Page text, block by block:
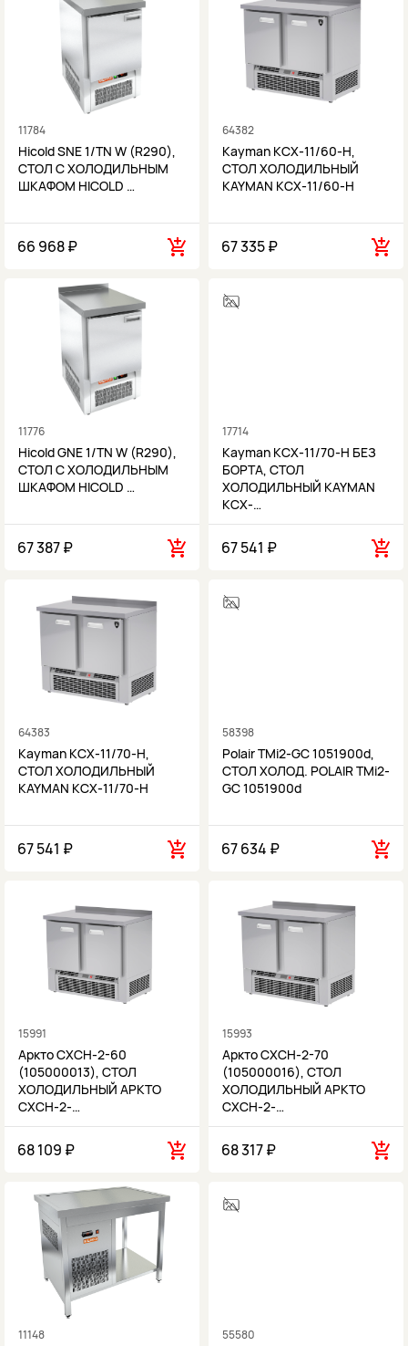
11784
Hicold SNE 1/TN W (R290),
СТОЛ С ХОЛОДИЛЬНЫМ
ШКАФОМ HICOLD …
66 968 ₽
64382
Kayman КСХ-11/60-Н,
СТОЛ ХОЛОДИЛЬНЫЙ
KAYMAN КСХ-11/60-Н
67 335 ₽
11776
Hicold GNE 1/TN W (R290),
СТОЛ С ХОЛОДИЛЬНЫМ
ШКАФОМ HICOLD …
67 387 ₽
17714
Kayman КСХ-11/70-Н БЕЗ
БОРТА, СТОЛ
ХОЛОДИЛЬНЫЙ KAYMAN
КСХ-…
67 541 ₽
64383
Kayman КСХ-11/70-Н,
СТОЛ ХОЛОДИЛЬНЫЙ
KAYMAN КСХ-11/70-Н
67 541 ₽
58398
Polair TMi2-GC 1051900d,
СТОЛ ХОЛОД. POLAIR TMi2-
GC 1051900d
67 634 ₽
15991
Аркто СХСН-2-60
(105000013), СТОЛ
ХОЛОДИЛЬНЫЙ АРКТО
СХСН-2-…
68 109 ₽
15993
Аркто СХСН-2-70
(105000016), СТОЛ
ХОЛОДИЛЬНЫЙ АРКТО
СХСН-2-…
68 317 ₽
11148 55580